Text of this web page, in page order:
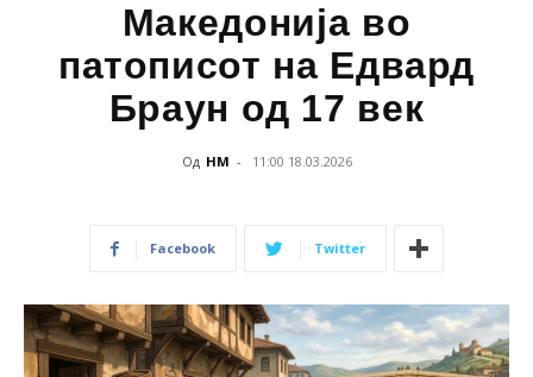
Македонија во
патописот на Едвард
Браун од 17 век
Од НМ - 11:00 18.03.2026
Facebook Twitter